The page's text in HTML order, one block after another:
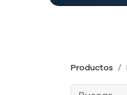
Productos